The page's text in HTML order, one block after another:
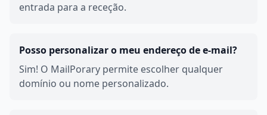
entrada para a receção.
Posso personalizar o meu endereço de e-mail?
Sim! O MailPorary permite escolher qualquer
domínio ou nome personalizado.